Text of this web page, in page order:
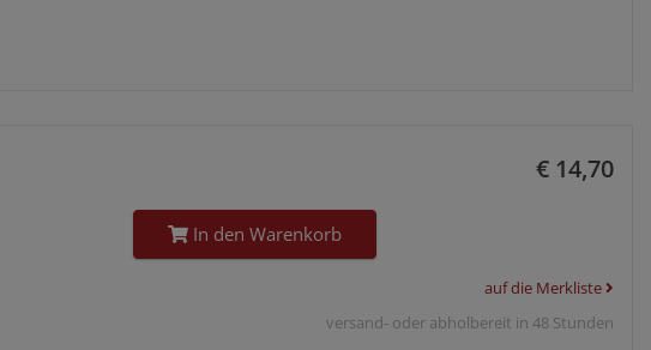
€ 14,70
In den Warenkorb
auf die Merkliste
versand- oder abholbereit in 48 Stunden